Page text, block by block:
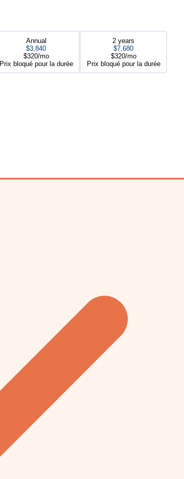
Annual
$3,840
$320/mo
Prix bloqué pour la durée
2 years
$7,680
$320/mo
Prix bloqué pour la durée